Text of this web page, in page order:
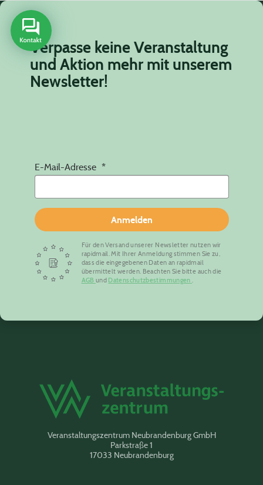
Verpasse keine Veranstaltung
und Aktion mehr mit unserem
Newsletter!
E-Mail-Adresse
Anmelden
Für den Versand unserer Newsletter nutzen wir
rapidmail. Mit Ihrer Anmeldung stimmen Sie zu,
dass die eingegebenen Daten an rapidmail
übermittelt werden. Beachten Sie bitte auch die
AGB und Datenschutzbestimmungen.
Veranstaltungszentrum Neubrandenburg GmbH
Parkstraße 1
17033 Neubrandenburg